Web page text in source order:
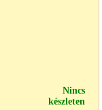
Nincs
készleten